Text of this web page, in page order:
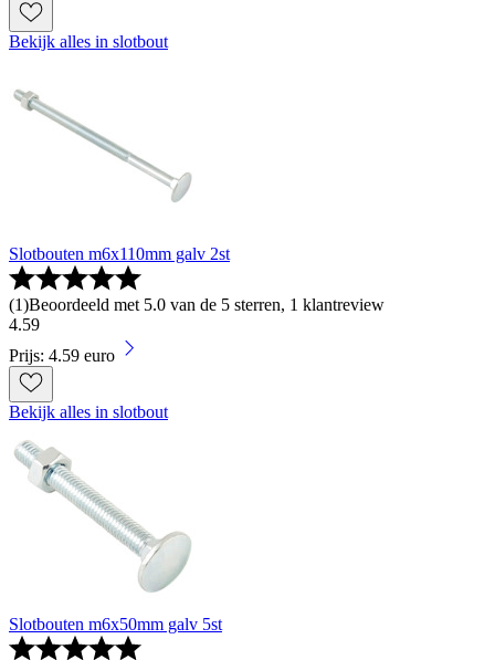
Bekijk alles in slotbout
Slotbouten m6x110mm galv 2st
(1)Beoordeeld met 5.0 van de 5 sterren, 1 klantreview
4.59
Prijs: 4.59 euro
Bekijk alles in slotbout
Slotbouten m6x50mm galv 5st